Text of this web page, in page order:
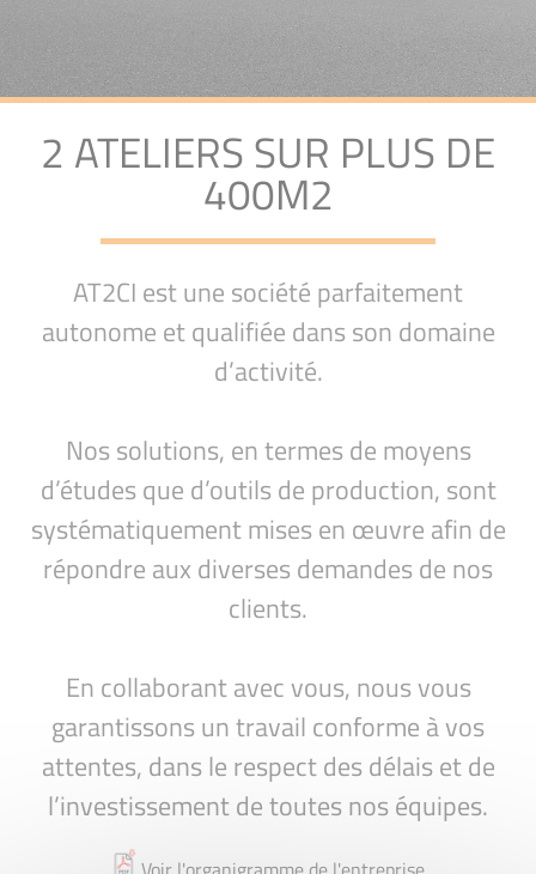
2 ATELIERS SUR PLUS DE
400M2
AT2CI est une société parfaitement
autonome et qualifiée dans son domaine
d’activité.
Nos solutions, en termes de moyens
d’études que d’outils de production, sont
systématiquement mises en œuvre afin de
répondre aux diverses demandes de nos
clients.
En collaborant avec vous, nous vous
garantissons un travail conforme à vos
attentes, dans le respect des délais et de
l’investissement de toutes nos équipes.